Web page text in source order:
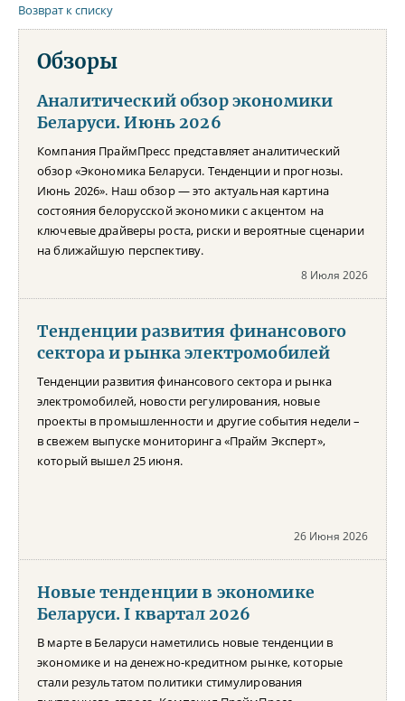
Возврат к списку
Обзоры
Аналитический обзор экономики
Беларуси. Июнь 2026
Компания ПраймПресс представляет аналитический
обзор «Экономика Беларуси. Тенденции и прогнозы.
Июнь 2026». Наш обзор — это актуальная картина
состояния белорусской экономики с акцентом на
ключевые драйверы роста, риски и вероятные сценарии
на ближайшую перспективу.
8 Июля 2026
Тенденции развития финансового
сектора и рынка электромобилей
Тенденции развития финансового сектора и рынка
электромобилей, новости регулирования, новые
проекты в промышленности и другие события недели –
в свежем выпуске мониторинга «Прайм Эксперт»,
который вышел 25 июня.
26 Июня 2026
Новые тенденции в экономике
Беларуси. I квартал 2026
В марте в Беларуси наметились новые тенденции в
экономике и на денежно-кредитном рынке, которые
стали результатом политики стимулирования